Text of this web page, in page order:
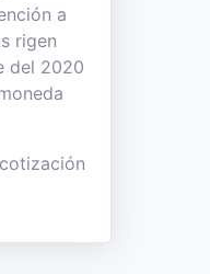
a
rigen
del 2020